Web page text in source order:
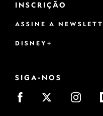
INSCRIÇÃO
ASSINE A
DISNEY+
SIGA-NOS